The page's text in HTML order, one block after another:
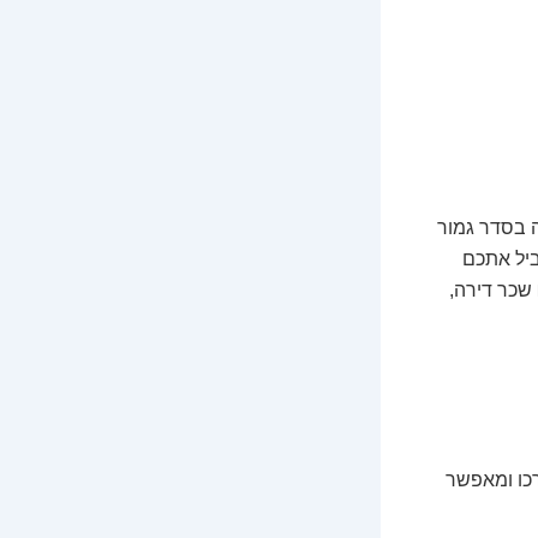
בסדר גמור
אתכם
שכר דירה,
ומאפשר